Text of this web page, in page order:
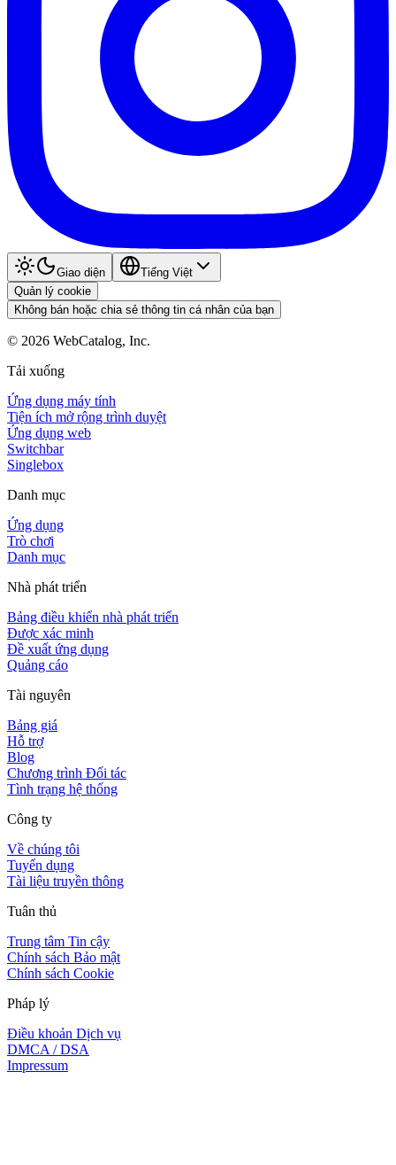
Giao diện
Tiếng Việt
Quản lý cookie
Không bán hoặc chia sẻ thông tin cá nhân của bạn
© 2026 WebCatalog, Inc.
Tải xuống
Ứng dụng máy tính
Tiện ích mở rộng trình duyệt
Ứng dụng web
Switchbar
Singlebox
Danh mục
Ứng dụng
Trò chơi
Danh mục
Nhà phát triển
Bảng điều khiển nhà phát triển
Được xác minh
Đề xuất ứng dụng
Quảng cáo
Tài nguyên
Bảng giá
Hỗ trợ
Blog
Chương trình Đối tác
Tình trạng hệ thống
Công ty
Về chúng tôi
Tuyển dụng
Tài liệu truyền thông
Tuân thủ
Trung tâm Tin cậy
Chính sách Bảo mật
Chính sách Cookie
Pháp lý
Điều khoản Dịch vụ
DMCA / DSA
Impressum